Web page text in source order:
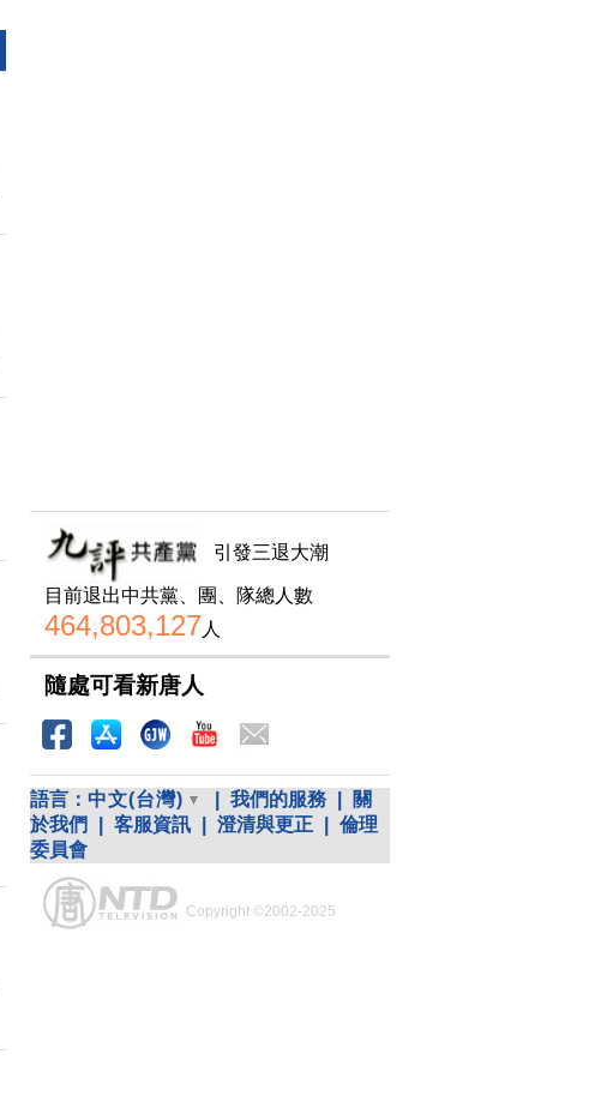
引發三退大潮
目前退出中共黨、團、隊總人數
464,803,127人
隨處可看新唐人
語言： 中文(台灣) 我們的服務
關
於我們
客服資訊 澄清與更正
倫理
委員會
Copyright ©2002-2025